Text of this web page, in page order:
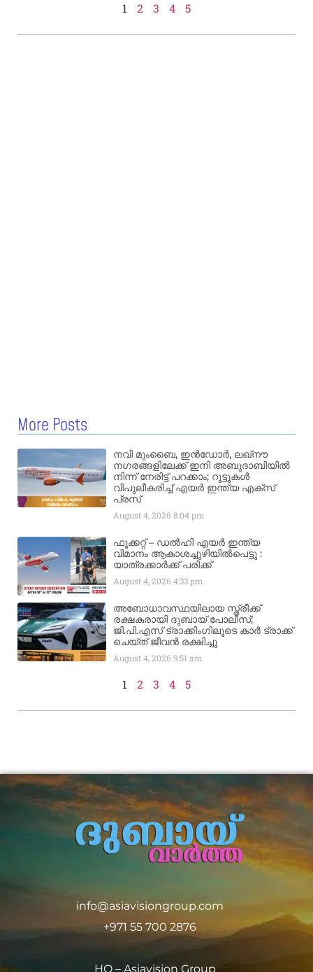
1 2 3 4 5
More Posts
നവി മുംബൈ, ഇൻഡോർ, ലഖ്നൗ
നഗരങ്ങളിലേക്ക് ഇനി അബുദാബിയിൽ
നിന്ന് നേരിട്ട് പറക്കാം; റൂട്ടുകൾ
വിപുലീകരിച്ച് എയർ ഇന്ത്യ എക്സ്
പ്രസ്
August 4, 20268:04 pm
ഫൂക്കറ്റ് – ഡൽഹി എയര്‍ ഇന്ത്യ
വിമാനം ആകാശച്ചുഴിയില്‍പെട്ടു :
യാത്രക്കാര്‍ക്ക് പരിക്ക്
August 4, 20264:33 pm
അബോധാവസ്ഥയിലായ സ്ത്രീക്ക്
രക്ഷകരായി ദുബായ് പോലീസ്;
ജി.പി.എസ് ട്രാക്കിംഗിലൂടെ കാർ ട്രാക്ക്
ചെയ്ത് ജീവൻ രക്ഷിച്ചു
August 4, 20269:51 am
1 2 3 4 5
info@asiavisiongroup.com
+971 55 700 2876
HO – Asiavision Group